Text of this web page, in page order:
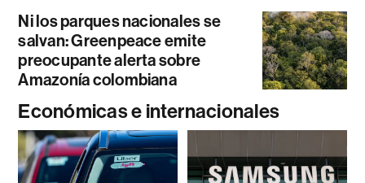
Ni los parques nacionales se
salvan: Greenpeace emite
preocupante alerta sobre
Amazonía colombiana
Económicas e internacionales